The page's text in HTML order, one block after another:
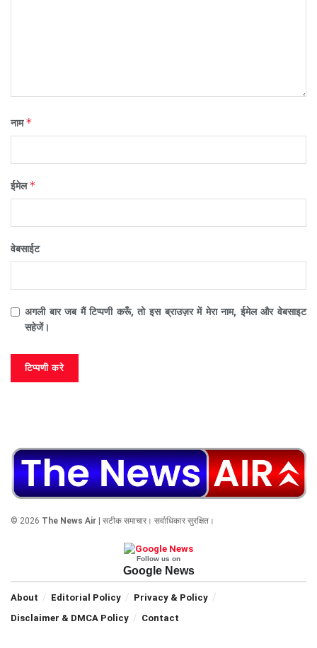
नाम*
ईमेल*
वेबसाईट
अगली बार जब मैं टिप्पणी करूँ, तो इस ब्राउज़र में मेरा नाम, ईमेल और वेबसाइट
सहेजें।
© 2026 The News Air | सटीक समाचार। सर्वाधिकार सुरक्षित।
Follow us on
Google News
About Editorial Policy
Privacy & Policy
Disclaimer & DMCA Policy
Contact